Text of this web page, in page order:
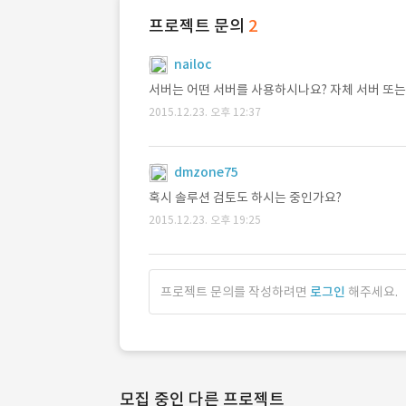
프로젝트 문의 2
nailoc
서버는 어떤 서버를 사용하시나요? 자체 서버 또
2015.12.23. 오후 12:37
dmzone75
혹시 솔루션 검토도 하시는 중인가요?
2015.12.23. 오후 19:25
프로젝트 문의를 작성하려면 로그인 해주세요.
모집 중인 다른 프로젝트